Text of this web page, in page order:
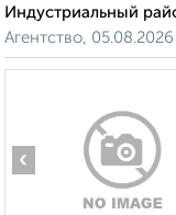
Индустриальный
Агентство, 05.08.2026
‹